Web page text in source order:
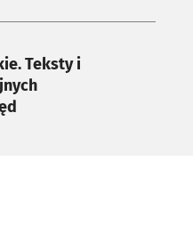
Teksty i